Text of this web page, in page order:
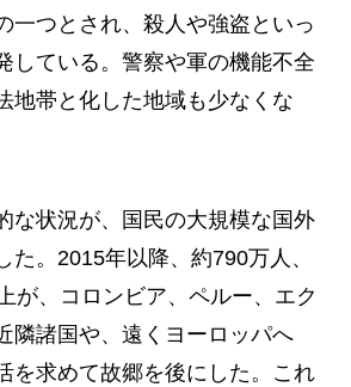
一つとされ、殺人や強盗といっ
している。警察や軍の機能不全
地帯と化した地域も少なくな
な状況が、国民の大規模な国外
た。2015年以降、約790万人、
が、コロンビア、ペルー、エク
隣諸国や、遠くヨーロッパへ
を求めて故郷を後にした。これ